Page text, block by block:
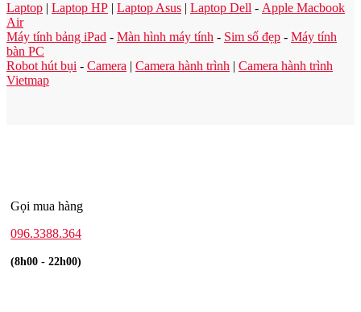
Laptop | Laptop HP | Laptop Asus | Laptop Dell - Apple Macbook
Air
Máy tính bảng iPad - Màn hình máy tính - Sim số đẹp - Máy tính
bàn PC
Robot hút bụi - Camera | Camera hành trình | Camera hành trình
Vietmap
Gọi mua hàng
096.3388.364
(8h00 - 22h00)